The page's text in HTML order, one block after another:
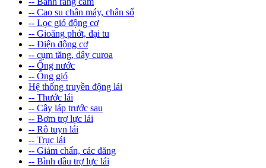
-- Cao su chân máy, chân số
-- Lọc gió động cơ
-- Gioăng phớt, đại tu
-- Điện động cơ
-- cụm tăng, dây curoa
-- Ống nước
-- Ống gió
Hệ thống truyền động lái
-- Thước lái
-- Cây láp trước sau
-- Bơm trợ lực lái
-- Rô tuyn lái
-- Trục lái
-- Giảm chấn, các đăng
-- Bình dầu trợ lực lái